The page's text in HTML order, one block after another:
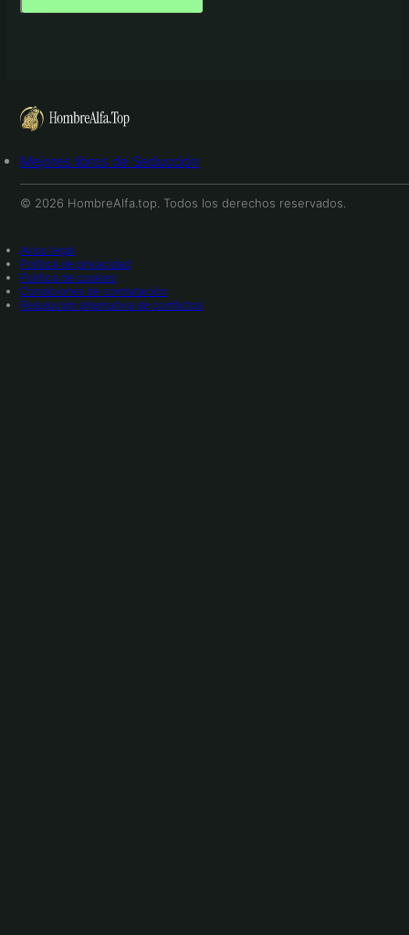
Mejores libros de Seducción
© 2026 HombreAlfa.top. Todos los derechos reservados.
Aviso legal
Política de privacidad
Política de cookies
Condiciones de contratación
Resolución alternativa de conflictos